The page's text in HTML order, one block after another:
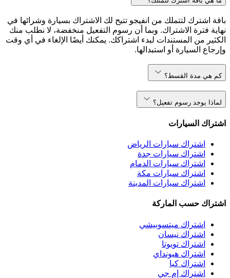
باقة اشترك لتتملك من انفيجو تتيح لك الاشتراك بسيارة وشرائها في
نهاية فترة الاشتراك. وبما أن رسوم التفعيل منخفضة، لا نطلب منك
الكثير من المستندات لبدء اشتراكك. يمكنك أيضًا الإلغاء في أي وقت
وإرجاع السيارة أو استبدالها.
كم هي مدة القسط؟
لماذا يوجد رسوم تفعيل؟
اشتراك السيارات
اشتراك سيارات الرياض
اشتراك سيارات جدة
اشتراك سيارات الدمام
اشتراك سيارات مكة
اشتراك سيارات المدينة
اشتراك حسب الماركة
اشتراك ميتسوبيشي
اشتراك نيسان
اشتراك تويوتا
اشتراك هيونداي
اشتراك كيا
اشتراك إم جي